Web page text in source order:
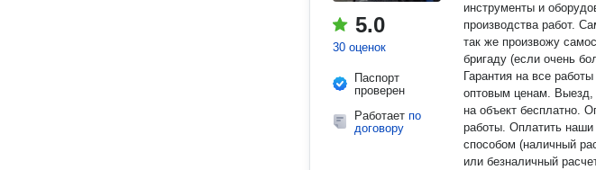
5.0
30 оценок
Паспорт
проверен
Работает по
договору
инструменты и
производства работ.
так же произвожу
бригаду (если очень
Гарантия на все
оптовым ценам. Выезд,
на объект бесплатно.
работы. Оплатить
способом (наличный
или безналичный